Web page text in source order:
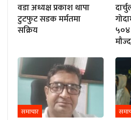
वडा अध्यक्ष प्रकाश थापा
टुटफुट सडक मर्मतमा
सक्रिय
५०४
समाचार